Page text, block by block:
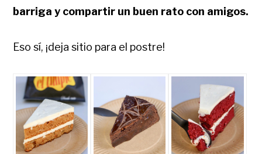
barriga y compartir un buen rato con amigos.
Eso sí, ¡deja sitio para el postre!